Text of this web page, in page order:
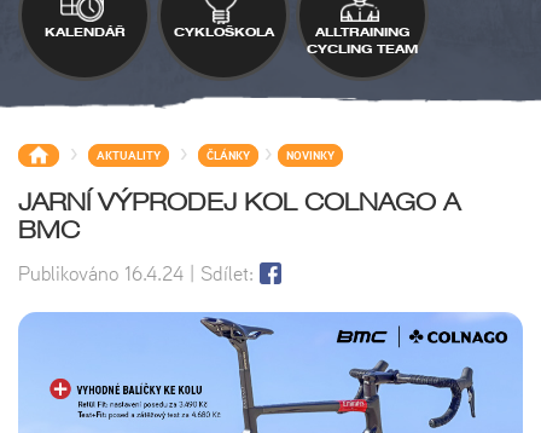
KALENDÁŘ CYKLOŠKOLA
ALLTRAINING
CYCLING TEAM
> AKTUALITY > ČLÁNKY > NOVINKY
JARNÍ VÝPRODEJ KOL COLNAGO A
BMC
Publikováno 16.4.24 | Sdílet: